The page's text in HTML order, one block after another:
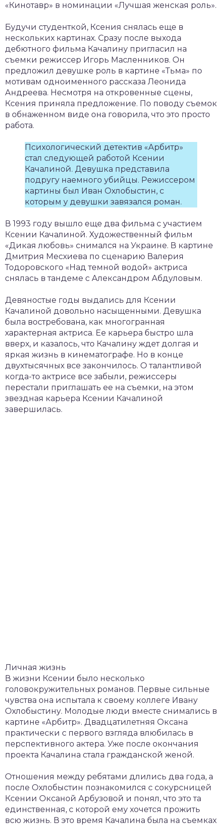
«Кинотавр» в номинации «Лучшая женская роль».
Будучи студенткой, Ксения снялась еще в
нескольких картинах. Сразу после выхода
дебютного фильма Качалину пригласил на
съемки режиссер Игорь Масленников. Он
предложил девушке роль в картине «Тьма» по
мотивам одноименного рассказа Леонида
Андреева. Несмотря на откровенные сцены,
Ксения приняла предложение. По поводу съемок
в обнаженном виде она говорила, что это просто
работа.
Психологический детектив «Арбитр»
стал следующей работой Ксении
Качалиной. Девушка представила
подругу наемного убийцы. Режиссером
картины был Иван Охлобыстин, с
которым у девушки завязался роман.
В 1993 году вышло еще два фильма с участием
Ксении Качалиной. Художественный фильм
«Дикая любовь» снимался на Украине. В картине
Дмитрия Месхиева по сценарию Валерия
Тодоровского «Над темной водой» актриса
снялась в тандеме с Александром Абдуловым.
Девяностые годы выдались для Ксении
Качалиной довольно насыщенными. Девушка
была востребована, как многогранная
характерная актриса. Ее карьера быстро шла
вверх, и казалось, что Качалину ждет долгая и
яркая жизнь в кинематографе. Но в конце
двухтысячных все закончилось. О талантливой
когда-то актрисе все забыли, режиссеры
перестали приглашать ее на съемки, на этом
звездная карьера Ксении Качалиной
завершилась.
Личная жизнь
В жизни Ксении было несколько
головокружительных романов. Первые сильные
чувства она испытала к своему коллеге Ивану
Охлобыстину. Молодые люди вместе снимались в
картине «Арбитр». Двадцатилетняя Оксана
практически с первого взгляда влюбилась в
перспективного актера. Уже после окончания
проекта Качалина стала гражданской женой.
Отношения между ребятами длились два года, а
после Охлобыстин познакомился с сокурсницей
Ксении Оксаной Арбузовой и понял, что это та
единственная, с которой ему хочется прожить
всю жизнь. В это время Качалина была на съемках